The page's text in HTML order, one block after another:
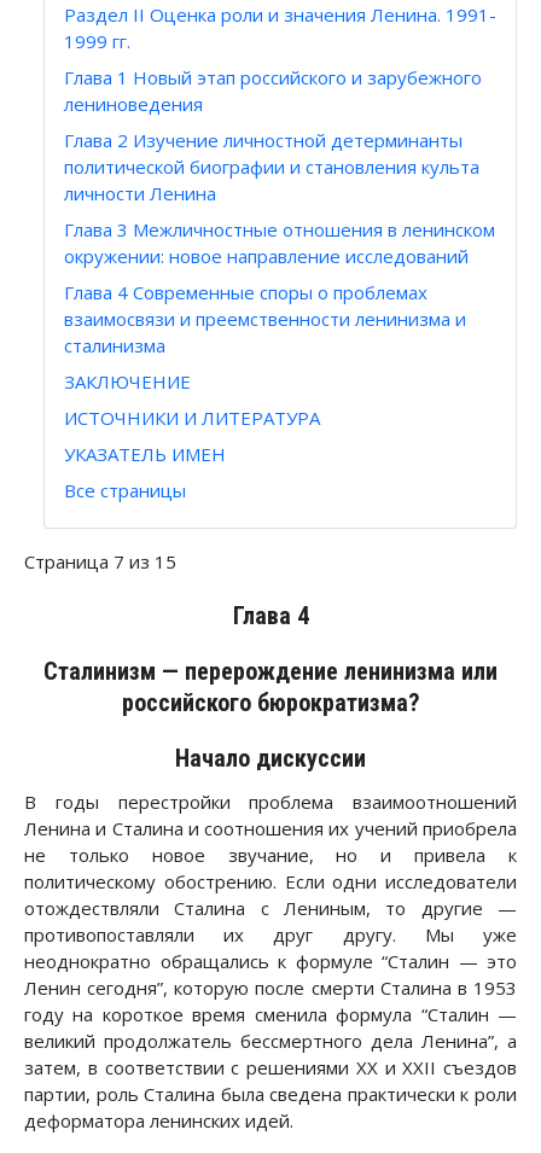
Раздел II Оценка роли и значения Ленина. 1991-
1999 гг.
Глава 1 Новый этап российского и зарубежного
лениноведения
Глава 2 Изучение личностной детерминанты
политической биографии и становления культа
личности Ленина
Глава 3 Межличностные отношения в ленинском
окружении: новое направление исследований
Глава 4 Современные споры о проблемах
взаимосвязи и преемственности ленинизма и
сталинизма
ЗАКЛЮЧЕНИЕ
ИСТОЧНИКИ И ЛИТЕРАТУРА
УКАЗАТЕЛЬ ИМЕН
Все страницы
Страница 7 из 15
Глава 4
Сталинизм — перерождение ленинизма или
российского бюрократизма?
Начало дискуссии
В годы перестройки проблема взаимоотношений
Ленина и Сталина и соотношения их учений приобрела
не только новое звучание, но и привела к
политическому обострению. Если одни исследователи
отождествляли Сталина с Лениным, то другие —
противопоставляли их друг другу. Мы уже
неоднократно обращались к формуле “Сталин — это
Ленин сегодня”, которую после смерти Сталина в 1953
году на короткое время сменила формула “Сталин —
великий продолжатель бессмертного дела Ленина”, а
затем, в соответствии с решениями XX и XXII съездов
партии, роль Сталина была сведена практически к роли
деформатора ленинских идей.